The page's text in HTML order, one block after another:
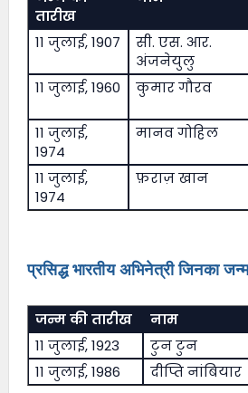
तारीख
11 जुलाई, 1907
सी. एस. आर.
अंजनेयुलु
11 जुलाई, 1960
कुमार गौरव
11 जुलाई,
1974
मानव गोहिल
11 जुलाई,
1974
फ़राज़ खान
प्रसिद्ध भारतीय अभिनेत्री जिनका
जन्म की तारीख नाम
11 जुलाई, 1923
टुन टुन
11 जुलाई, 1986
दीप्ति नांबियार